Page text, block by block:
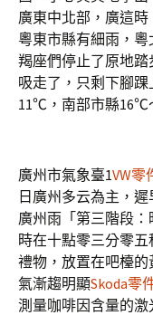
廣東中北部，廣這時
粵東市縣有細雨，
羯座們停止了原地踏
吸走了，只剩下腳
11℃，南部市縣16℃
廣州市氣象臺1VW零
日廣州多云為主，
廣州雨「第三階段
時在十點零三分零
禮物，放置在吧檯的
氣漸趨明顯Skoda零
測量咖啡因含量的